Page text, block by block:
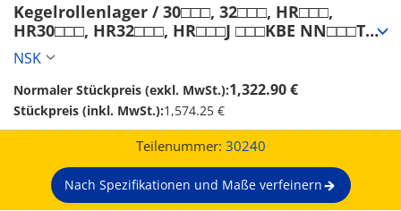
Kegelrollenlager / 30□□□, 32□□□, HR□□□,
HR30□□□, HR32□□□, HR□□□J □□□KBE NN□□□TBK
(30240)
NSK
Normaler Stückpreis (exkl. MwSt.):1,322.90 €
Stückpreis (inkl. MwSt.):1,574.25 €
Teilenummer: 30240
Nach Spezifikationen und Maße verfeinern